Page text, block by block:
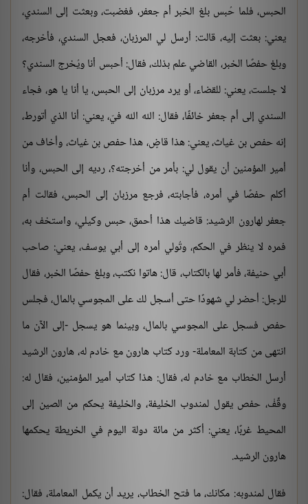
الحبس، فلما حُبس بلغ الخبر أم جعفر، فغضبت، وبعثت إلى السندي،
يعني: بعثت إليه، قالت: أرسل لي المرزبان، فعجل السندي، فأخرجه،
وبلغ حفصًا الخبر، القاضي علم بذلك، فقال: أحبس أنا ويُخرج السندي؟
لا جلست، يعني: للقضاء، أو يرد مرزبان إلى الحبس، يا أنا يا هو، فجاء
السندي إلى أم جعفر خائفًا، فقال: الله الله فيّ، يعني: أنا الذي أتورط،
إنه حفص بن غياث، يعني: هذا قاضٍ، هذا حفص بن غياث، وأخاف من
أمير المؤمنين أن يقول لي: بأمر من أخرجته؟، رديه إلى الحبس، وأنا
أكلم حفصًا في أمره، فأجابته، فرجع مرزبان إلى الحبس، فقالت أم
جعفر لهارون الرشيد: قاضيك هذا أحمق، حبس وكيلي، واستخف به،
فمره لا ينظر في الحكم، وتُولي أمره إلى أبي يوسف، يعني: صاحب
أبي حنيفة، فأمر لها بالكتاب، قال: هاتوا نكتب، وبلغ حفصًا الخبر، فقال
للرجل: أحضر لي شهودًا حتى أسجل لك على المجوسي بالمال، فجلس
حفص فسجل على المجوسي بالمال، وبينما هو يسجل -إلى الآن ما
انتهى من كتابة المعاملة- ورد كتاب هارون مع خادم له، هارون الرشيد
أرسل الخطاب مع خادم له، فقال: هذا كتاب أمير المؤمنين، فقال له:
وقِّفْ، حفص يقول لمندوب الخليفة، والخليفة يحكم من الصين إلى
المحيط غربًا، يعني: أكثر من مائة دولة اليوم في الخريطة يحكمها
هارون الرشيد.
فقال لمندوبه: مكانك، ما فتح الخطاب، يريد أن يكمل المعاملة، فقال: